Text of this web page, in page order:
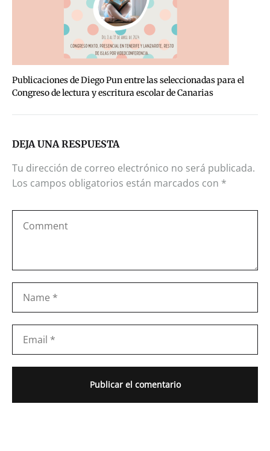
Publicaciones de Diego Pun entre las seleccionadas para el
Congreso de lectura y escritura escolar de Canarias
DEJA UNA RESPUESTA
Tu dirección de correo electrónico no será publicada.
Los campos obligatorios están marcados con *